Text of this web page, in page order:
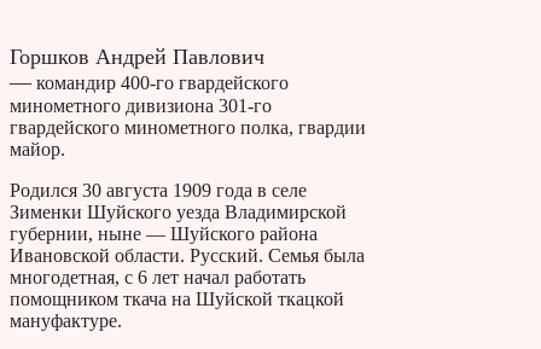
Горшков Андрей Павлович
—командир 400-го гвардейского
минометного дивизиона 301-го
гвардейского минометного полка, гвардии
майор.
Родился 30 августа 1909 года в селе
Зименки Шуйского уезда Владимирской
губернии, ныне — Шуйского района
Ивановской области. Русский. Семья была
многодетная, с 6 лет начал работать
помощником ткача на Шуйской ткацкой
мануфактуре.